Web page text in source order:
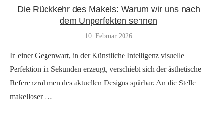
Die Rückkehr des Makels: Warum wir uns nach
dem Unperfekten sehnen
10. Februar 2026
In einer Gegenwart, in der Künstliche Intelligenz visuelle
Perfektion in Sekunden erzeugt, verschiebt sich der ästhetische
Referenzrahmen des aktuellen Designs spürbar. An die Stelle
makelloser …